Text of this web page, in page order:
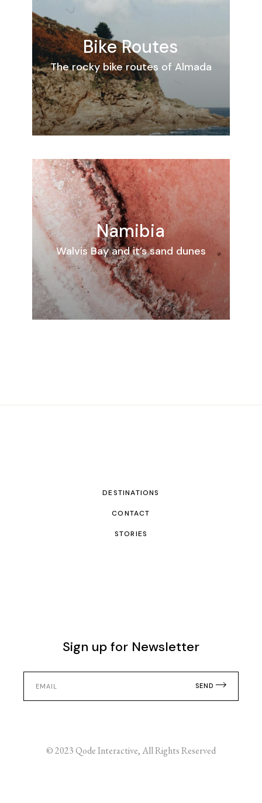
Bike Routes
The rocky bike routes of Almada
Namibia
Walvis Bay and it’s sand dunes
DESTINATIONS
CONTACT
STORIES
Sign up for Newsletter
SEND
© 2023Qode Interactive, All Rights Reserved